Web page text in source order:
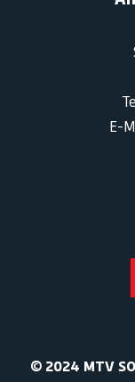
E-
© 2024 MTV